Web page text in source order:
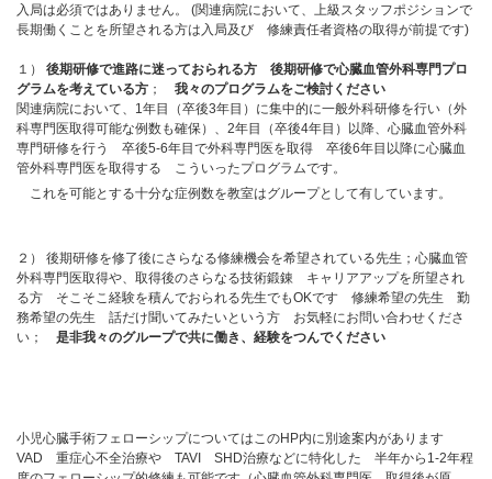
入局は必須ではありません。 (関連病院において、上級スタッフポジションで
長期働くことを所望される方は入局及び 修練責任者資格の取得が前提です)
１） 後期研修で進路に迷っておられる方 後期研修で心臓血管外科専門プロ
グラムを考えている方 ； 我々のプログラムをご検討ください
関連病院において、1年目（卒後3年目）に集中的に一般外科研修を行い（外
科専門医取得可能な例数も確保）、2年目（卒後4年目）以降、心臓血管外科
専門研修を行う 卒後5-6年目で外科専門医を取得 卒後6年目以降に心臓血
管外科専門医を取得する こういったプログラムです。
これを可能とする十分な症例数を教室はグループとして有しています。
２） 後期研修を修了後にさらなる修練機会を希望されている先生；心臓血管
外科専門医取得や、取得後のさらなる技術鍛錬 キャリアアップを所望され
る方 そこそこ経験を積んでおられる先生でもOKです 修練希望の先生 勤
務希望の先生 話だけ聞いてみたいという方 お気軽にお問い合わせくださ
い； 是非我々のグループで共に働き、経験をつんでください
小児心臓手術フェローシップについてはこのHP内に別途案内があります
VAD 重症心不全治療や TAVI SHD治療などに特化した 半年から1-2年程